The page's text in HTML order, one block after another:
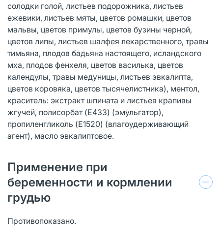
солодки голой, листьев подорожника, листьев
ежевики, листьев мяты, цветов ромашки, цветов
мальвы, цветов примулы, цветов бузины черной,
цветов липы, листьев шалфея лекарственного, травы
тимьяна, плодов бадьяна настоящего, исландского
мха, плодов фенхеля, цветов василька, цветов
календулы, травы медуницы, листьев эвкалипта,
цветов коровяка, цветов тысячелистника), ментол,
краситель: экстракт шпината и листьев крапивы
жгучей, полисорбат (E433) (эмульгатор),
пропиленгликоль (E1520) (влагоудерживающий
агент), масло эвкалиптовое.
Применение при
беременности и кормлении
грудью
Противопоказано.